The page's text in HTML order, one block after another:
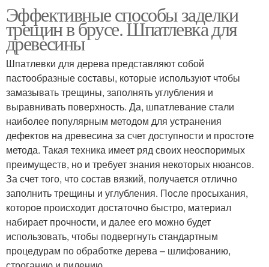
Эффективные способы заделки
трещин в брусе. Шпатлевка для
древесины
Шпатлевки для дерева представляют собой
пастообразные составы, которые используют чтобы
замазывать трещины, заполнять углубления и
выравнивать поверхность. Да, шпатлевание стали
наиболее популярным методом для устранения
дефектов на древесина за счет доступности и простоте
метода. Такая техника имеет ряд своих неоспоримых
преимуществ, но и требует знания некоторых нюансов.
За счет того, что состав вязкий, получается отлично
заполнить трещины и углубления. После просыхания,
которое происходит достаточно быстро, материал
набирает прочности, и далее его можно будет
использовать, чтобы подвергнуть стандартным
процедурам по обработке дерева – шлифованию,